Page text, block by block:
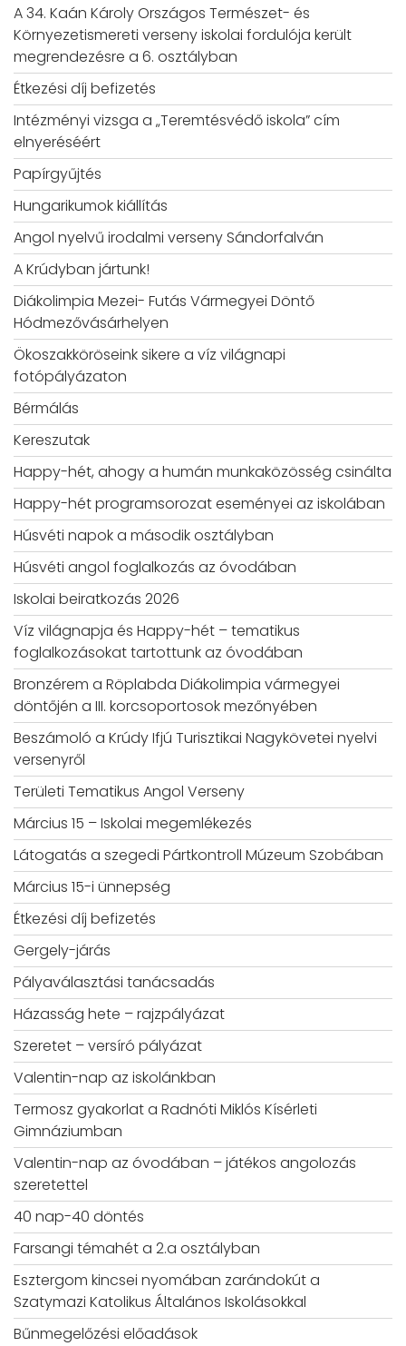
A 34. Kaán Károly Országos Természet- és
Környezetismereti verseny iskolai fordulója került
megrendezésre a 6. osztályban
Étkezési díj befizetés
Intézményi vizsga a „Teremtésvédő iskola” cím
elnyeréséért
Papírgyűjtés
Hungarikumok kiállítás
Angol nyelvű irodalmi verseny Sándorfalván
A Krúdyban jártunk!
Diákolimpia Mezei- Futás Vármegyei Döntő
Hódmezővásárhelyen
Ökoszakköröseink sikere a víz világnapi
fotópályázaton
Bérmálás
Kereszutak
Happy-hét, ahogy a humán munkaközösség csinálta
Happy-hét programsorozat eseményei az iskolában
Húsvéti napok a második osztályban
Húsvéti angol foglalkozás az óvodában
Iskolai beiratkozás 2026
Víz világnapja és Happy-hét – tematikus
foglalkozásokat tartottunk az óvodában
Bronzérem a Röplabda Diákolimpia vármegyei
döntőjén a III. korcsoportosok mezőnyében
Beszámoló a Krúdy Ifjú Turisztikai Nagykövetei nyelvi
versenyről
Területi Tematikus Angol Verseny
Március 15 – Iskolai megemlékezés
Látogatás a szegedi Pártkontroll Múzeum Szobában
Március 15-i ünnepség
Étkezési díj befizetés
Gergely-járás
Pályaválasztási tanácsadás
Házasság hete – rajzpályázat
Szeretet – versíró pályázat
Valentin-nap az iskolánkban
Termosz gyakorlat a Radnóti Miklós Kísérleti
Gimnáziumban
Valentin-nap az óvodában – játékos angolozás
szeretettel
40 nap-40 döntés
Farsangi témahét a 2.a osztályban
Esztergom kincsei nyomában zarándokút a
Szatymazi Katolikus Általános Iskolásokkal
Bűnmegelőzési előadások